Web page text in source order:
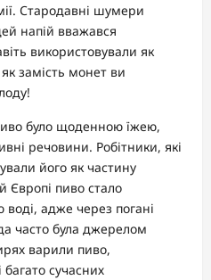
Стародавні шумери
напій вважався
використовували як
замість монет ви
було щоденною їжею,
речовини. Робітники, які
його як частину
Європі пиво стало
адже через погані
часто була джерелом
варили пиво,
сучасних